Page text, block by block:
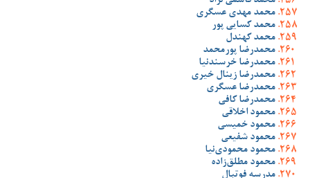
محمد مهدی عسگری
محمد کسایی پور
محمد کهندل
محمدرضا پورمحمد
محمدرضا خرسندنیا
محمدرضا زینال خیری
محمدرضا عسگری
محمدرضا کافی
محمود اخلاقی
محمود خمیسی
محمود شفیعی
محمود محمودی‌نیا
محمود مطلق‌زاده
مدرسه فوتبال